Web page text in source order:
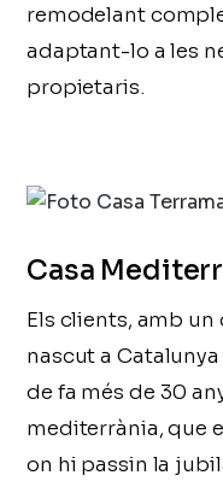
remodelant
adaptant-lo a les
propietaris.
Casa
Els clients, amb
nascut a
de fa més de 30
mediterrània, que
on hi passin la